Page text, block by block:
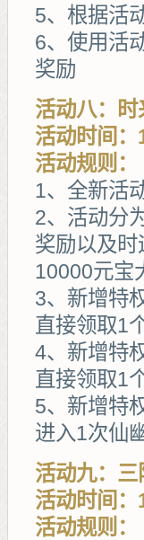
5、根据活
6、使用活
奖励
活动八：时
活动时间
活动规则：
1、全新活
2、活动分
奖励以及
10000元宝
3、新增特
直接领取1
4、新增特
直接领取1
5、新增特
进入1次仙
活动九：三
活动时间
活动规则：